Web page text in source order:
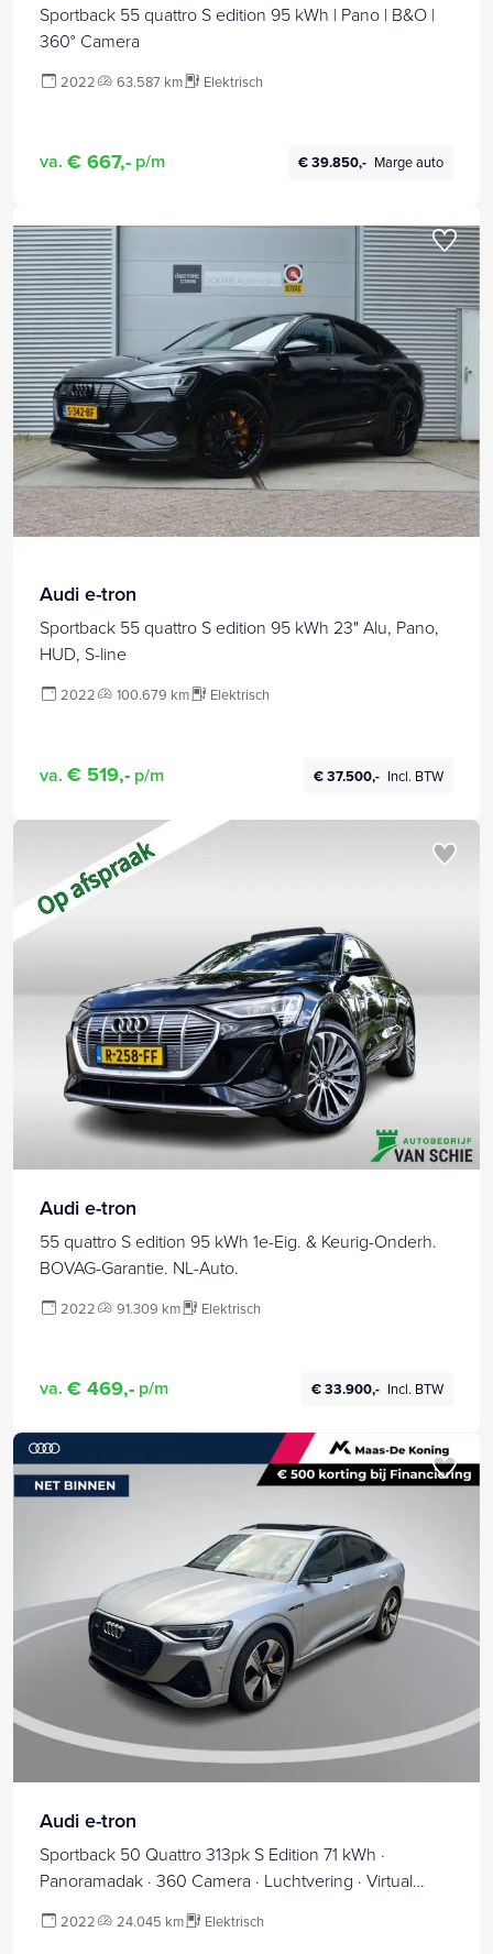
Sportback 55 quattro S edition 95 kWh | Pano | B&O |
360° Camera
2022 63.587 km Elektrisch
va. € 667,- p/m € 39.850,- Marge auto
Audi e-tron
Sportback 55 quattro S edition 95 kWh 23" Alu, Pano,
HUD, S-line
2022 100.679 km Elektrisch
va. € 519,- p/m € 37.500,- Incl. BTW
Audi e-tron
55 quattro S edition 95 kWh 1e-Eig. & Keurig-Onderh.
BOVAG-Garantie. NL-Auto.
2022 91.309 km Elektrisch
va. € 469,- p/m € 33.900,- Incl. BTW
Audi e-tron
Sportback 50 Quattro 313pk S Edition 71 kWh ·
Panoramadak · 360 Camera · Luchtvering · Virtual
2022 24.045 km Elektrisch